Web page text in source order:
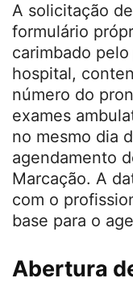
A solicitação
formulário
carimbado
hospital,
número do
exames
no mesmo dia
agendamento
Marcação. A
com o
base para o
Abertura